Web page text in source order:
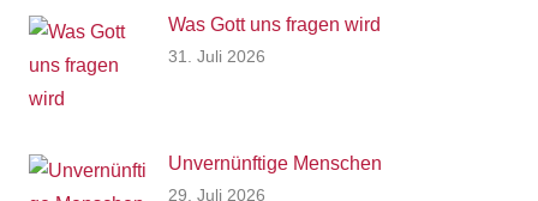
Was Gott uns fragen wird
31. Juli 2026
Unvernünftige Menschen
29. Juli 2026